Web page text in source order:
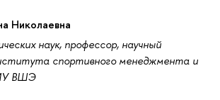
Николаевна
наук, профессор, научный
спортивного менеджмента и
ВШЭ